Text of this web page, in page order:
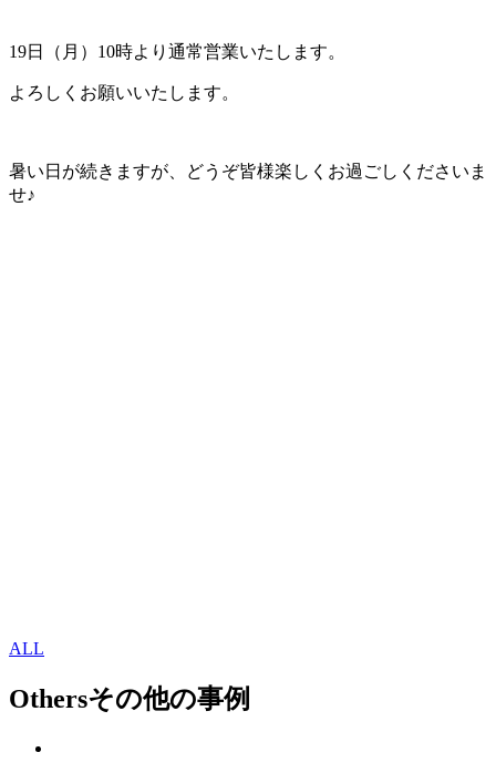
19日（月）10時より通常営業いたします。
よろしくお願いいたします。
暑い日が続きますが、どうぞ皆様楽しくお過ごしくださいま
せ♪
ALL
Othersその他の事例